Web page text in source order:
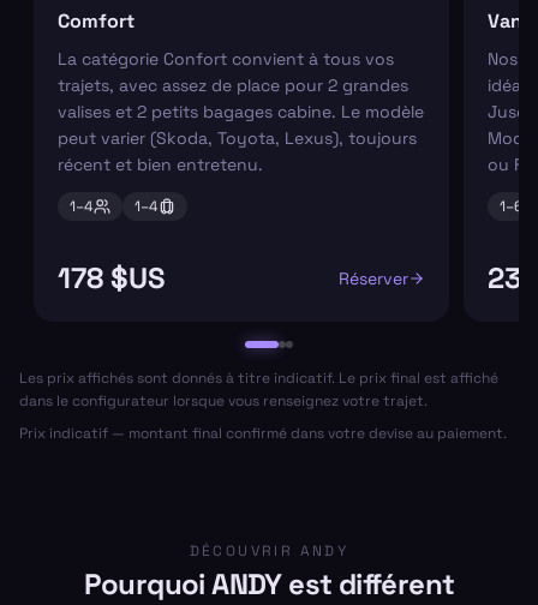
Comfort
La catégorie Confort convient à tous vos
trajets, avec assez de place pour 2 grandes
valises et 2 petits bagages cabine. Le modèle
peut varier (Skoda, Toyota, Lexus), toujours
récent et bien entretenu.
1–4 1–4
178 $US Réserver
Van
Nos
ou
1–6
Les prix affichés sont donnés à titre indicatif. Le prix final est affiché
dans le configurateur lorsque vous renseignez votre trajet.
Prix indicatif — montant final confirmé dans votre devise au paiement.
DÉCOUVRIR ANDY
Pourquoi ANDY est différent